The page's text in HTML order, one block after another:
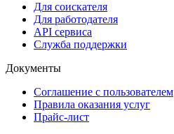
Для соискателя
Для работодателя
API сервиса
Служба поддержки
Документы
Соглашение с пользователем
Правила оказания услуг
Прайс-лист